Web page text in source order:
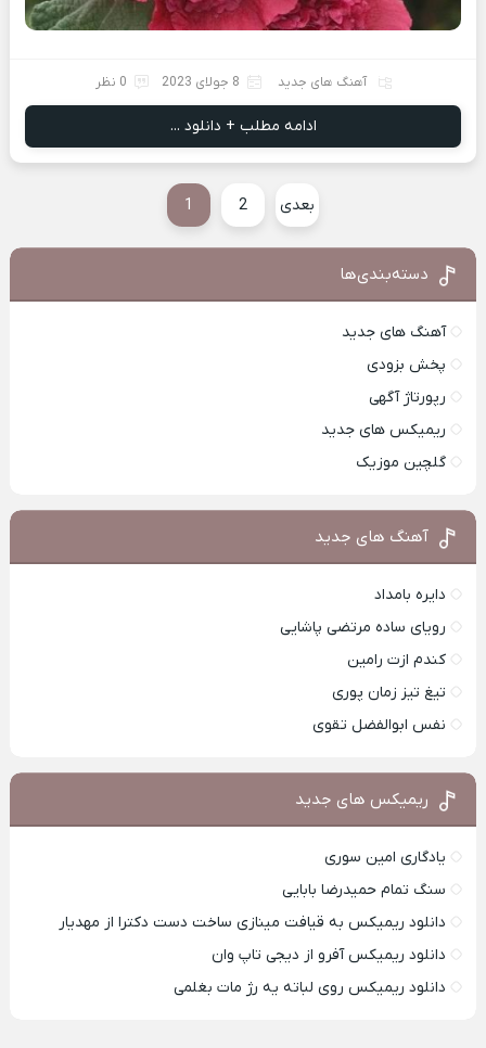
آهنگ های جدید 8 جولای 2023 0 نظر
ادامه مطلب + دانلود ...
1 2 بعدی
دسته‌بندی‌ها
آهنگ های جدید
پخش بزودی
رپورتاژ آگهی
ریمیکس های جدید
گلچین موزیک
آهنگ های جدید
دایره بامداد
رویای ساده مرتضی پاشایی
کندم ازت رامین
تیغ تیز زمان پوری
نفس ابوالفضل تقوی
ریمیکس های جدید
یادگاری امین سوری
سنگ تمام حمیدرضا بابایی
دانلود ریمیکس به قیافت مینازی ساخت دست دکترا از مهدیار
دانلود ریمیکس آفرو از ديجی تاپ وان
دانلود ریمیکس روی لباته یه رژ مات بغلمی